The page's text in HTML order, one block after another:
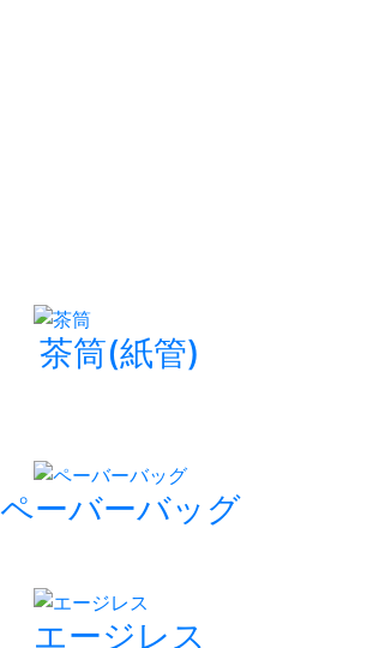
茶筒(紙管)
ペーバーバッグ
エージレス